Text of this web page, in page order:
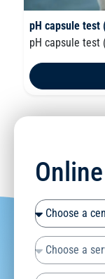
pH capsule test
pH capsule test